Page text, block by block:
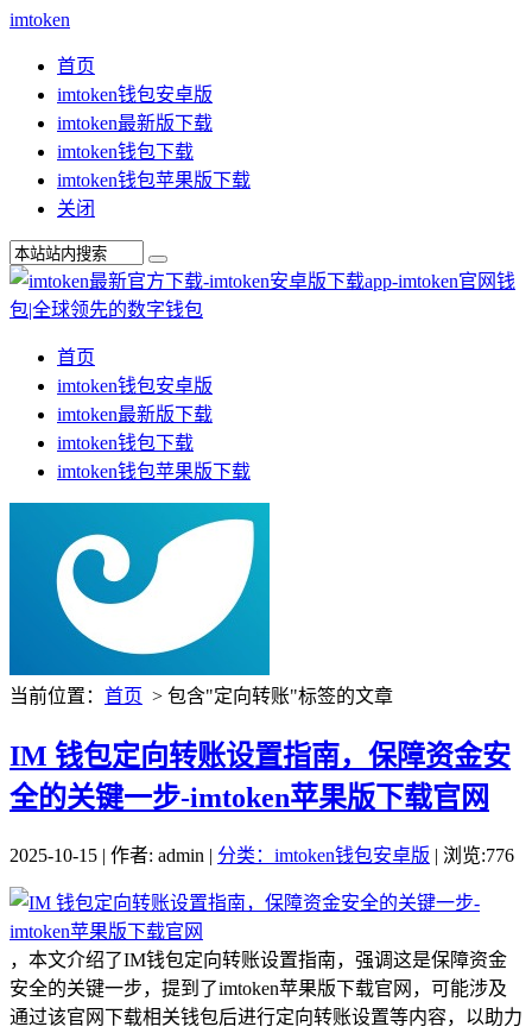
imtoken
首页
imtoken钱包安卓版
imtoken最新版下载
imtoken钱包下载
imtoken钱包苹果版下载
关闭
首页
imtoken钱包安卓版
imtoken最新版下载
imtoken钱包下载
imtoken钱包苹果版下载
当前位置： 首页 > 包含"定向转账"标签的文章
IM 钱包定向转账设置指南，保障资金安
全的关键一步-imtoken苹果版下载官网
2025-10-15 | 作者: admin | 分类：imtoken钱包安卓版 | 浏览:776
，本文介绍了IM钱包定向转账设置指南，强调这是保障资金
安全的关键一步，提到了imtoken苹果版下载官网，可能涉及
通过该官网下载相关钱包后进行定向转账设置等内容，以助力